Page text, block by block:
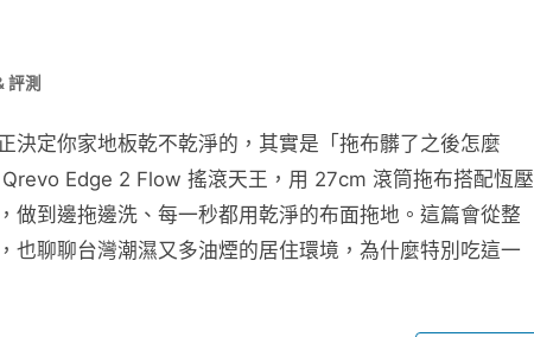
評測
決定你家地板乾不乾淨的，其實是「拖布髒了之後怎麼
Edge 2 Flow 搖滾天王，用 27cm 滾筒拖布搭配恆壓
做到邊拖邊洗、每一秒都用乾淨的布面拖地。這篇會從整
也聊聊台灣潮濕又多油煙的居住環境，為什麼特別吃這一